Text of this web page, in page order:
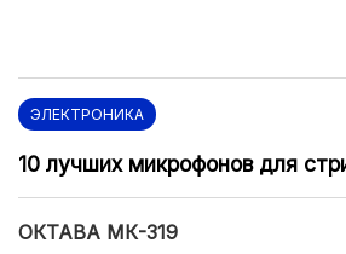
ЭЛЕКТРОНИКА
10 лучших микрофонов для
ОКТАВА МК-319